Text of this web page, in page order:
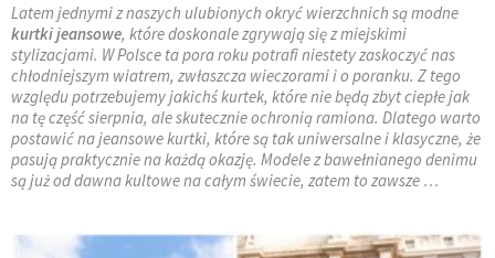
Latem jednymi z naszych ulubionych okryć wierzchnich są modne
kurtki jeansowe, które doskonale zgrywają się z miejskimi
stylizacjami. W Polsce ta pora roku potrafi niestety zaskoczyć nas
chłodniejszym wiatrem, zwłaszcza wieczorami i o poranku. Z tego
względu potrzebujemy jakichś kurtek, które nie będą zbyt ciepłe jak
na tę część sierpnia, ale skutecznie ochronią ramiona. Dlatego warto
postawić na jeansowe kurtki, które są tak uniwersalne i klasyczne, że
pasują praktycznie na każdą okazję. Modele z bawełnianego denimu
są już od dawna kultowe na całym świecie, zatem to zawsze …